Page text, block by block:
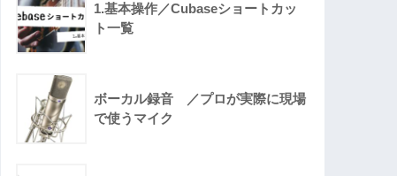
1.基本操作／Cubaseショートカッ
ト一覧
ボーカル録音 ／プロが実際に現場
で使うマイク